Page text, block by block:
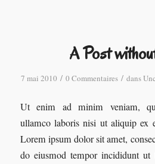
A Post
7 mai 2010 / 0 Commentaires / dans
Ut enim ad minim veniam,
ullamco laboris nisi ut aliquip ex
Lorem ipsum dolor sit amet,
do eiusmod tempor incididunt ut